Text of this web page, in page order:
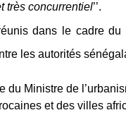
très concurrentiel’’.
dans le cadre
les autorités
du Ministre de
et des villes